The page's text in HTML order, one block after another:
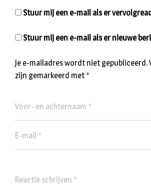
Je e-mailadres wordt niet gepubliceerd.
zijn gemarkeerd met *
Stuur mij een e-mail als er
Stuur mij een e-mail als er nieuwe